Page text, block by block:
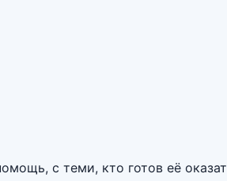
с теми, кто готов её